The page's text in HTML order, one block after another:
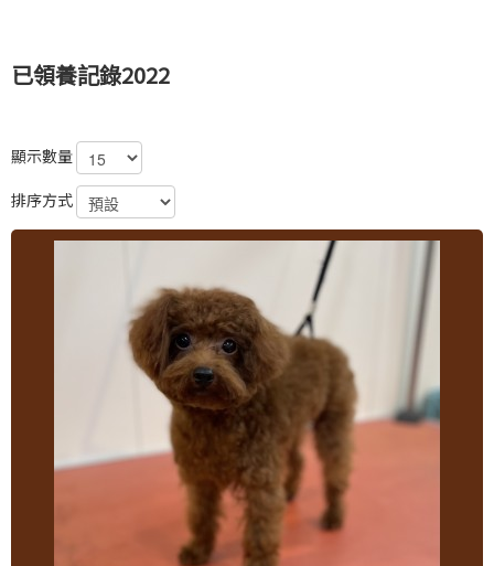
已領養記錄2022
顯示數量
排序方式